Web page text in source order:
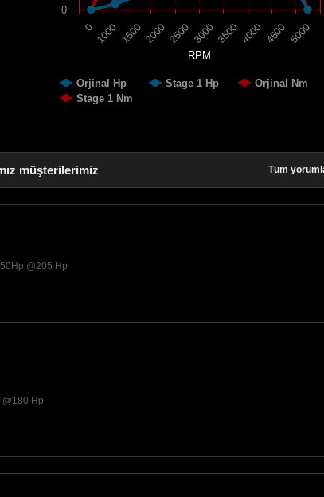
RPM
Orjinal Hp Stage 1 Hp
Orjinal Nm
Stage 1 Nm
0 1000 150020002500 30003500 4000 4500 5000
0
müşterilerimiz Tüm
@205 Hp
Hp